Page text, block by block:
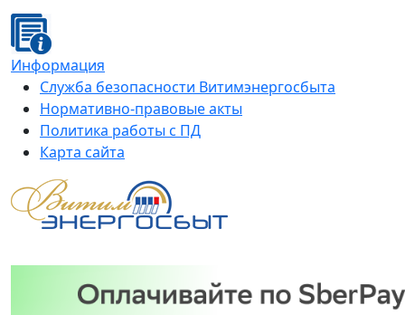
Информация
Служба безопасности Витимэнергосбыта
Нормативно-правовые акты
Политика работы с ПД
Карта сайта